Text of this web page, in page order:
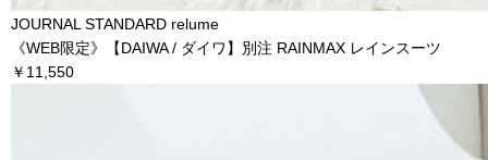
JOURNAL STANDARD relume
《WEB限定》【DAIWA / ダイワ】別注 RAINMAX レインスーツ
￥11,550